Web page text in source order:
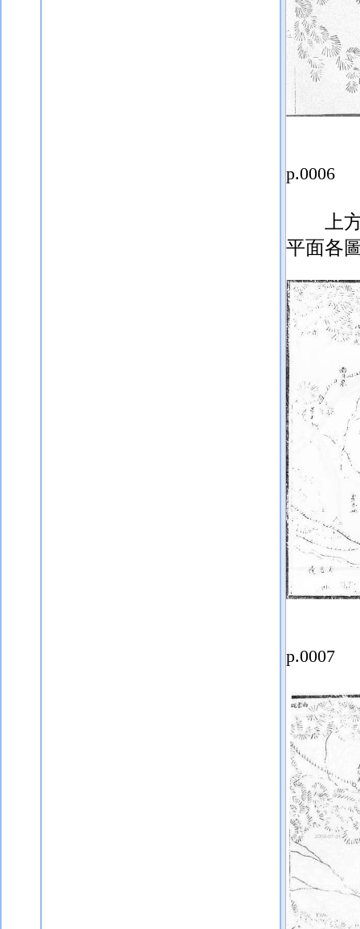
p.0006
上
平面各
p.0007